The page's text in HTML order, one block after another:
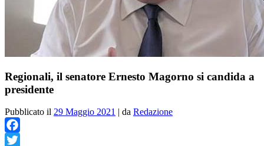
Regionali, il senatore Ernesto Magorno si candida a
presidente
Pubblicato il 29 Maggio 2021 | da Redazione
Facebook